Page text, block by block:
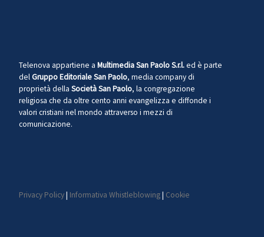
Telenova appartiene a Multimedia San Paolo S.r.l.ed è parte
delGruppo Editoriale San Paolo, media company di
proprietà della Società San Paolo, la congregazione
religiosa che da oltre cento anni evangelizza e diffonde i
valori cristiani nel mondo attraverso i mezzi di
comunicazione.
Privacy Policy| Informativa Whistleblowing| Cookie